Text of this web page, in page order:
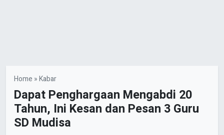
Home »Kabar
Dapat Penghargaan Mengabdi 20
Tahun, Ini Kesan dan Pesan 3 Guru
SD Mudisa